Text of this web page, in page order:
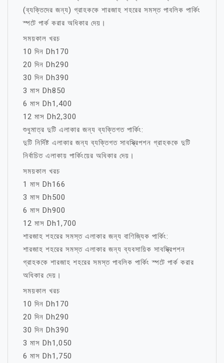
(ব্যক্তিদের জন্য) গ্রাহককে শারজাহ শহরের সমস্ত পাবলিক পার্কিং
স্পটে পার্ক করার অধিকার দেয়।
সময়কাল খরচ
10 দিন Dh170
20 দিন Dh290
30 দিন Dh390
3 মাস Dh850
6 মাস Dh1,400
12 মাস Dh2,300
শুধুমাত্র দুটি এলাকার জন্য ব্যক্তিগত পার্কিং:
দুটি নির্দিষ্ট এলাকার জন্য ব্যক্তিগত সাবস্ক্রিপশন গ্রাহককে দুটি
নির্বাচিত এলাকায় পার্কিংয়ের অধিকার দেয়।
সময়কাল খরচ
1 মাস Dh166
3 মাস Dh500
6 মাস Dh900
12 মাস Dh1,700
শারজাহ শহরের সমস্ত এলাকার জন্য বাণিজ্যিক পার্কিং:
শারজাহ শহরের সমস্ত এলাকার জন্য ব্যবসায়িক সাবস্ক্রিপশন
গ্রাহককে শারজাহ শহরের সমস্ত পাবলিক পার্কিং স্পটে পার্ক করার
অধিকার দেয়।
সময়কাল খরচ
10 দিন Dh170
20 দিন Dh290
30 দিন Dh390
3 মাস Dh1,050
6 মাস Dh1,750